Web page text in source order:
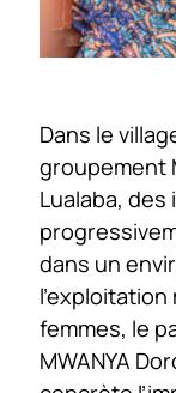
Dans le
groupement
Lualaba,
dans un
femmes, le
MWANYA